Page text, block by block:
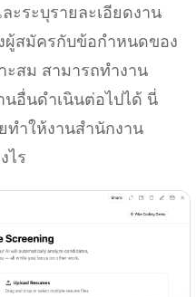
ะระบุรายละเอียดงาน
ผู้สมัครกับข้อกำหนดของ
ะสม สามารถทำงาน
อื่นดำเนินต่อไปได้ นี่
ทำให้งานสำนักงาน
ไร